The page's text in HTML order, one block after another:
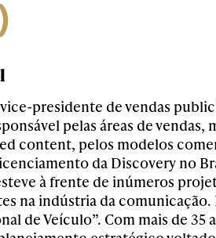
presidente de vendas
pelas áreas de
content, pelos modelos
da Discovery no
à frente de inúmeros
na indústria da comunicação.
de Veículo”. Com mais de 35